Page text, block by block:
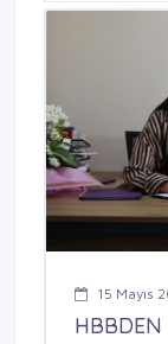
15 Mayıs
HBBDEN